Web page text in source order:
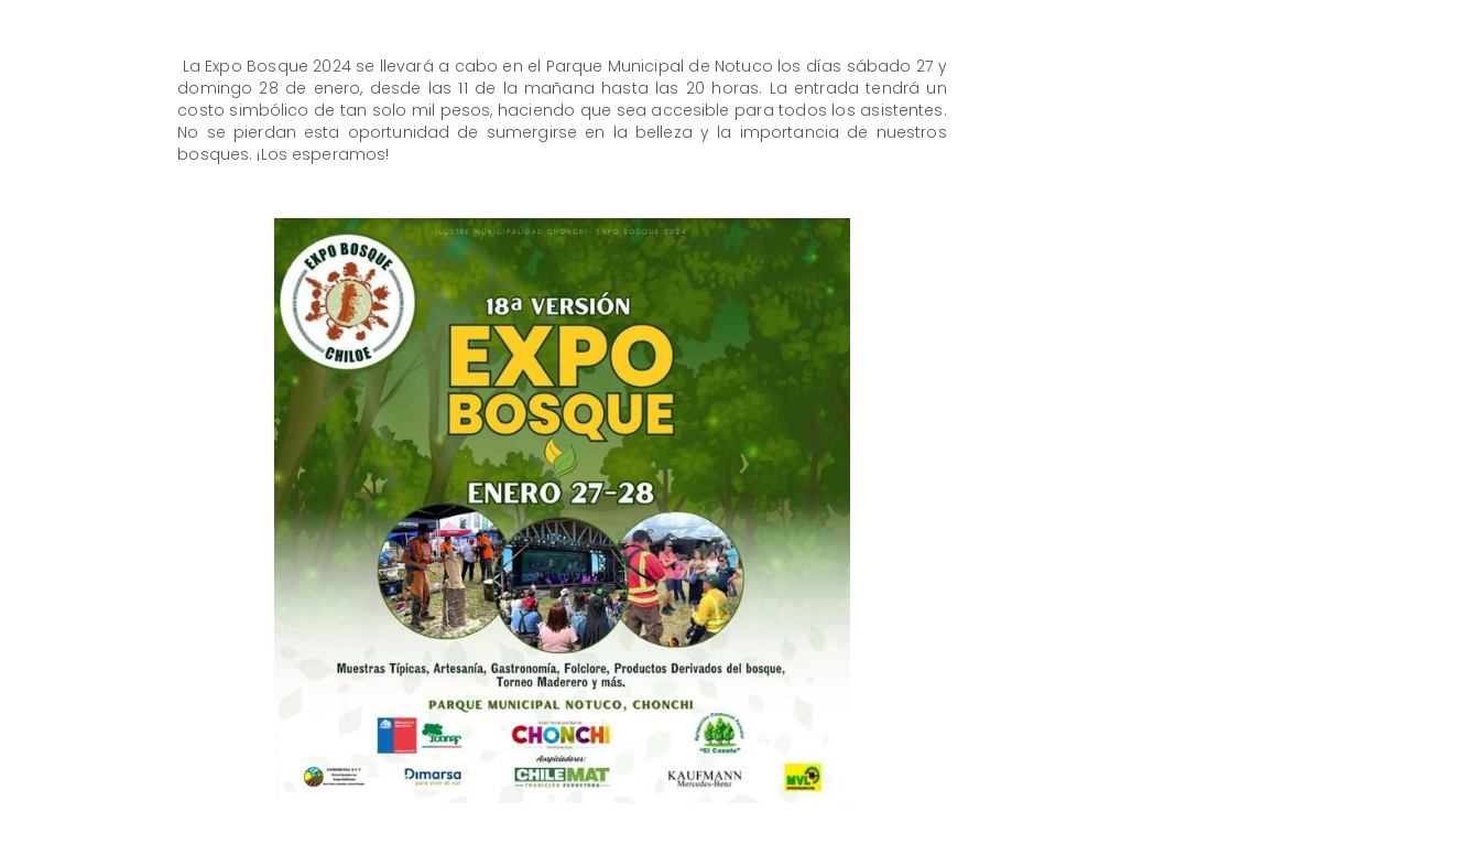
La Expo Bosque 2024 se llevará a cabo en el Parque Municipal de Notuco los días sábado 27 y
domingo 28 de enero, desde las 11 de la mañana hasta las 20 horas. La entrada tendrá un
costo simbólico de tan solo mil pesos, haciendo que sea accesible para todos los asistentes.
No se pierdan esta oportunidad de sumergirse en la belleza y la importancia de nuestros
bosques. ¡Los esperamos!